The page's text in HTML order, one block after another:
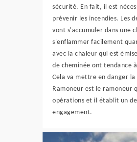
sécurité. En fait, il est
prévenir les incendies. Les
vont s'accumuler dans une
s'enflammer facilement
avec la chaleur qui est
de cheminée ont tendance
Cela va mettre en danger la
Ramoneur est le ramoneur
opérations et il établit un
engagement.